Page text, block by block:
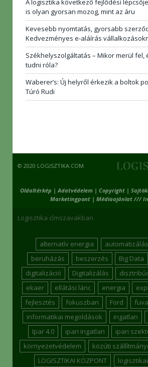
A logisztika következő fejlődési
is olyan gyorsan mozog, mint az áru
Kevesebb nyomtatás, gyorsabb
Kedvezményes e-aláírás
Székhelyszolgáltatás – Mikor merül fel,
tudni róla?
Waberer’s: Új helyről érkezik a boltok
Túró Rudi
© 2020 LOGISZTIKA.COM
Oldaltérkép | Adatvédelem | Copyright |
Marketingpont| Médiaajánlat ///
Logisztika címszavakban
alternatív energia automatizálás
beruházás
beszerzés Big Data
digitalizáció
Digitalizálás
ekaer
ellátási lánc energia
fejlesztés
fokuszban Ford
informatikai megoldások
ingatlan
Ipar 4.0
ipari ingatlan ipari
környezetvédelem
közúti
LOGISZTIKAI KÖZPONT